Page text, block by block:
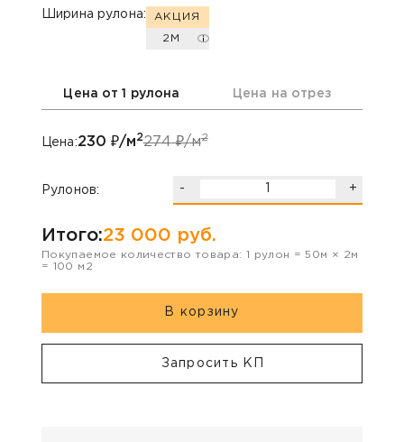
Ширина рулона: АКЦИЯ
2М
Цена от 1 рулона Цена на отрез
Цена:230 ₽/м2274₽/м2
Рулонов: - +
Итого:23 000 руб.
Покупаемое количество товара: 1 рулон =50м × 2м
= 100 м2
В корзину
Запросить КП